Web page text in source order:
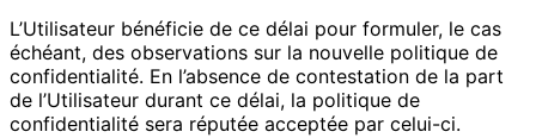
L’Utilisateur bénéficie de ce délai pour formuler, le cas
échéant, des observations sur la nouvelle politique de
confidentialité. En l’absence de contestation de la part
de l’Utilisateur durant ce délai, la politique de
confidentialité sera réputée acceptée par celui-ci.